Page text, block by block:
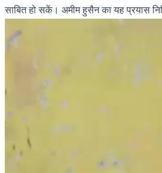
साबित हो सकें। अमीम हुसैन का यह प्रयास